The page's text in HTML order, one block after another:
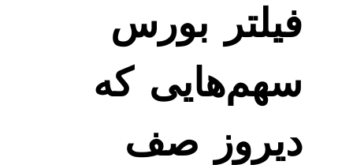
فیلتر بورس
سهم‌هایی که
دیروز صف